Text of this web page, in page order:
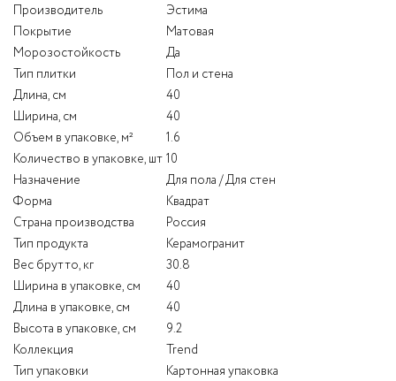
Производитель
Эстима
Покрытие
Матовая
Морозостойкость
Да
Тип плитки
Пол и стена
Длина, см
40
Ширина, см
40
Объем в упаковке, м²
1.6
Количество в упаковке, шт 10
Назначение
Для пола / Для стен
Форма
Квадрат
Страна производства
Россия
Тип продукта
Керамогранит
Вес брутто, кг
30.8
Ширина в упаковке, см
40
Длина в упаковке, см
40
Высота в упаковке, см
9.2
Коллекция
Trend
Тип упаковки
Картонная упаковка